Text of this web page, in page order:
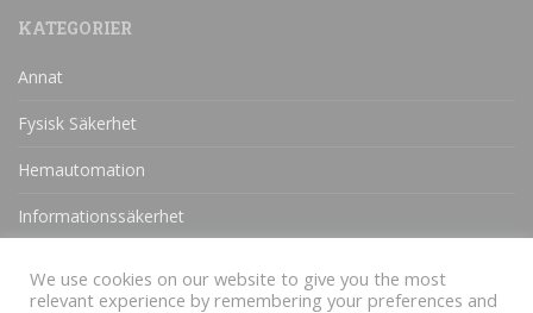
KATEGORIER
Annat
Fysisk Säkerhet
Hemautomation
Informationssäkerhet
We use cookies on our website to give you the most
relevant experience by remembering your preferences and